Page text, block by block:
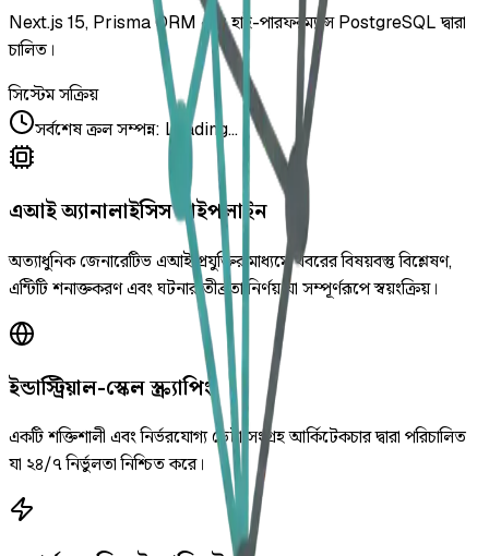
Next.js 15, Prisma ORM এবং হাই-পারফরম্যান্স PostgreSQL দ্বারা
চালিত।
সিস্টেম সক্রিয়
সর্বশেষ ক্রল সম্পন্ন: Loading...
এআই অ্যানালাইসিস পাইপলাইন
অত্যাধুনিক জেনারেটিভ এআই প্রযুক্তির মাধ্যমে খবরের বিষয়বস্তু বিশ্লেষণ,
এন্টিটি শনাক্তকরণ এবং ঘটনার তীব্রতা নির্ণয় যা সম্পূর্ণরূপে স্বয়ংক্রিয়।
ইন্ডাস্ট্রিয়াল-স্কেল স্ক্র্যাপিং
একটি শক্তিশালী এবং নির্ভরযোগ্য ডেটা সংগ্রহ আর্কিটেকচার দ্বারা পরিচালিত
যা ২৪/৭ নির্ভুলতা নিশ্চিত করে।